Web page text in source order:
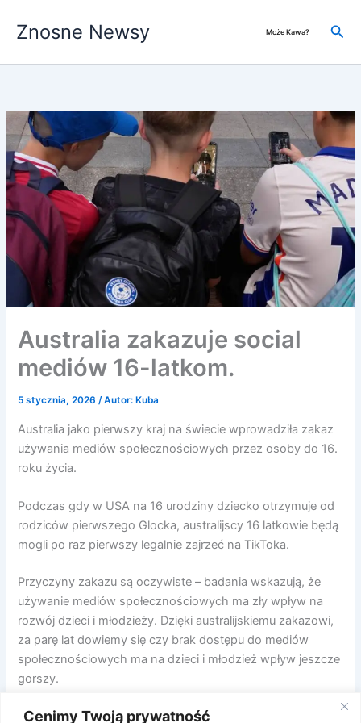
Cenimy Twoją prywatność
Znosne Newsy Może Kawa?
Australia zakazuje social
mediów 16-latkom.
5 stycznia, 2026/ Autor: Kuba
Australia jako pierwszy kraj na świecie wprowadziła zakaz
używania mediów społecznościowych przez osoby do 16.
roku życia.
Podczas gdy w USA na 16 urodziny dziecko otrzymuje od
rodziców pierwszego Glocka, australijscy 16 latkowie będą
mogli po raz pierwszy legalnie zajrzeć na TikToka.
Przyczyny zakazu są oczywiste – badania wskazują, że
używanie mediów społecznościowych ma zły wpływ na
rozwój dzieci i młodzieży. Dzięki australijskiemu zakazowi,
za parę lat dowiemy się czy brak dostępu do mediów
społecznościowych ma na dzieci i młodzież wpływ jeszcze
gorszy.
Póki co jednak, naukowcy oraz właściciele (?!?)